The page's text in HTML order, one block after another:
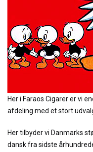
Her i Faraos Cigarer er vi
afdeling med et stort
Her tilbyder vi Danmarks
dansk fra sidste